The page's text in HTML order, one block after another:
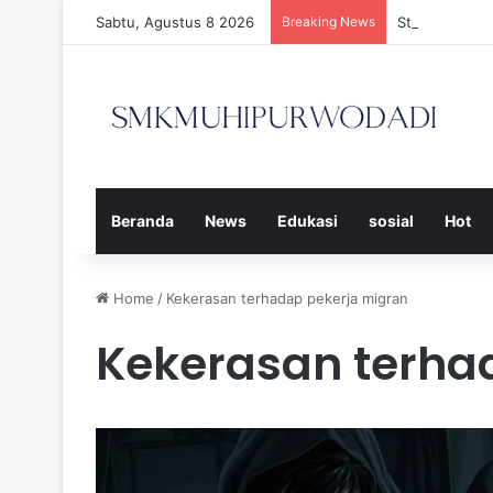
Sabtu, Agustus 8 2026 Breaking News Strategi
Beranda News Edukasi sosial Hot
Home / Kekerasan terhadap pekerja migran
Kekerasan